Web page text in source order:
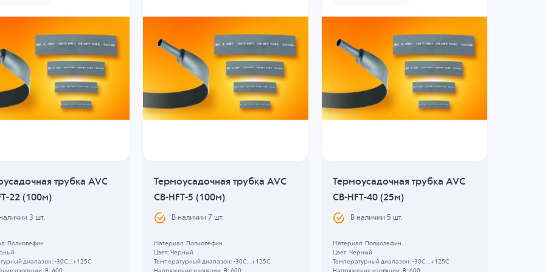
трубка AVC
22 (100м)
3 шт.
Полиолефин
диапазон: -30C...+125C
Термоусадочная трубка AVC
CB-HFT-5 (100м)
В наличии 7 шт.
Материал: Полиолефин
Цвет: Черный
Температурный диапазон: -30C...+125C
Термоусадочная трубка AVC
CB-HFT-40 (25м)
В наличии 5 шт.
Материал: Полиолефин
Цвет: Черный
Температурный диапазон: -30C...+125C